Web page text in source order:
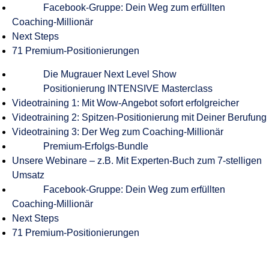
Facebook-Gruppe: Dein Weg zum erfüllten
Coaching-Millionär
Next Steps
71 Premium-Positionierungen
Die Mugrauer Next Level Show
Positionierung INTENSIVE Masterclass
Videotraining 1: Mit Wow-Angebot sofort erfolgreicher
Videotraining 2: Spitzen-Positionierung mit Deiner Berufung
Videotraining 3: Der Weg zum Coaching-Millionär
Premium-Erfolgs-Bundle
Unsere Webinare – z.B. Mit Experten-Buch zum 7-stelligen
Umsatz
Facebook-Gruppe: Dein Weg zum erfüllten
Coaching-Millionär
Next Steps
71 Premium-Positionierungen